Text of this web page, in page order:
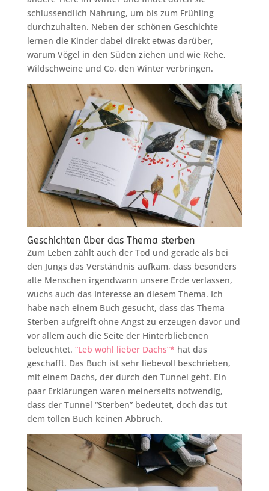
schlussendlich Nahrung, um bis zum Frühling
durchzuhalten. Neben der schönen Geschichte
lernen die Kinder dabei direkt etwas darüber,
warum Vögel in den Süden ziehen und wie Rehe,
Wildschweine und Co, den Winter verbringen.
Geschichten über das Thema sterben
Zum Leben zählt auch der Tod und gerade als bei
den Jungs das Verständnis aufkam, dass besonders
alte Menschen irgendwann unsere Erde verlassen,
wuchs auch das Interesse an diesem Thema. Ich
habe nach einem Buch gesucht, dass das Thema
Sterben aufgreift ohne Angst zu erzeugen davor und
vor allem auch die Seite der Hinterbliebenen
beleuchtet. “Leb wohl lieber Dachs”* hat das
geschafft. Das Buch ist sehr liebevoll beschrieben,
mit einem Dachs, der durch den Tunnel geht. Ein
paar Erklärungen waren meinerseits notwendig,
dass der Tunnel “Sterben” bedeutet, doch das tut
dem tollen Buch keinen Abbruch.